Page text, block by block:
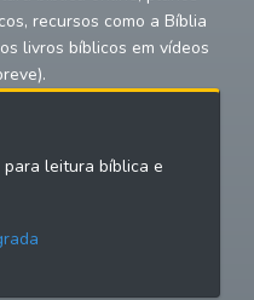
recursos como a Bíblia
livros bíblicos em vídeos
leitura bíblica e